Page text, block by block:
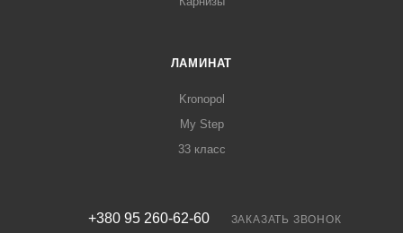
ЛАМИНАТ
Kronopol
My Step
33 класс
+380 95 260-62-60 ЗАКАЗАТЬ ЗВОНОК